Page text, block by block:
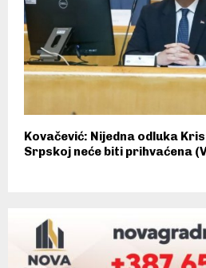
Kovačević: Nijedna odluka
Srpskoj neće biti prihvaćena